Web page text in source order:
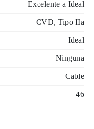
Excelente a Ideal
CVD, Tipo IIa
Ideal
Ninguna
Cable
46